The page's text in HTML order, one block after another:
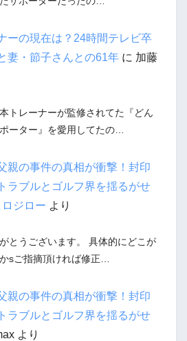
ーの現在は？24時間テレビ卒
妻・節子さんとの61年に 加藤
トレーナーが監修されてた『どん
ーター』を愛用してたの…
親の事件の真相が衝撃！封印
ラブルとゴルフ界を揺るがせ
ロジロー より
とうございます。 具体的にどこが
sご指摘頂ければ修正…
親の事件の真相が衝撃！封印
ラブルとゴルフ界を揺るがせ
より